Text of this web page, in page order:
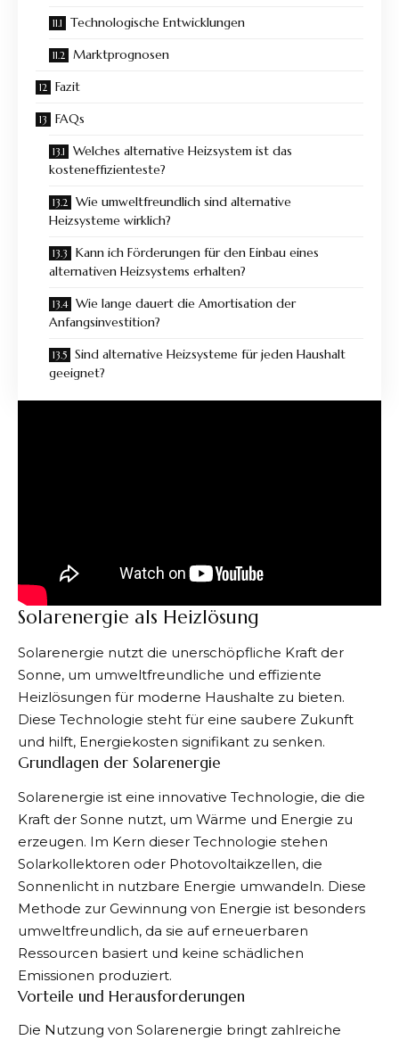
Technologische Entwicklungen
Marktprognosen
Fazit
FAQs
Welches alternative Heizsystem ist das
kosteneffizienteste?
Wie umweltfreundlich sind alternative
Heizsysteme wirklich?
Kann ich Förderungen für den Einbau eines
alternativen Heizsystems erhalten?
Wie lange dauert die Amortisation der
Anfangsinvestition?
Sind alternative Heizsysteme für jeden Haushalt
geeignet?
Solarenergie als Heizlösung
Solarenergie nutzt die unerschöpfliche Kraft der
Sonne, um umweltfreundliche und effiziente
Heizlösungen für moderne Haushalte zu bieten.
Diese Technologie steht für eine saubere Zukunft
und hilft, Energiekosten signifikant zu senken.
Grundlagen der Solarenergie
Solarenergie ist eine innovative Technologie, die die
Kraft der Sonne nutzt, um Wärme und Energie zu
erzeugen. Im Kern dieser Technologie stehen
Solarkollektoren oder Photovoltaikzellen, die
Sonnenlicht in nutzbare Energie umwandeln. Diese
Methode zur Gewinnung von Energie ist besonders
umweltfreundlich, da sie auf erneuerbaren
Ressourcen basiert und keine schädlichen
Emissionen produziert.
Vorteile und Herausforderungen
Die Nutzung von Solarenergie bringt zahlreiche